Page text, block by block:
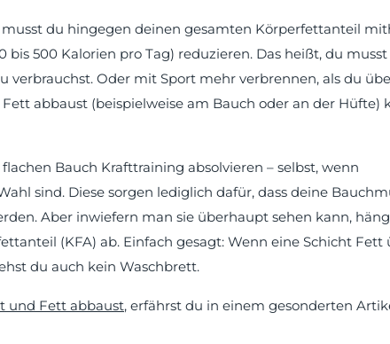
du hingegen deinen gesamten Körperfettanteil
500 Kalorien pro Tag) reduzieren. Das heißt, du musst
verbrauchst. Oder mit Sport mehr verbrennen, als du
abbaust (beispielweise am Bauch oder an der Hüfte)
Bauch Krafttraining absolvieren – selbst, wenn
sind. Diese sorgen lediglich dafür, dass deine
Aber inwiefern man sie überhaupt sehen kann,
(KFA) ab. Einfach gesagt: Wenn eine Schicht Fett
du auch kein Waschbrett.
und Fett abbaust, erfährst du in einem gesonderten